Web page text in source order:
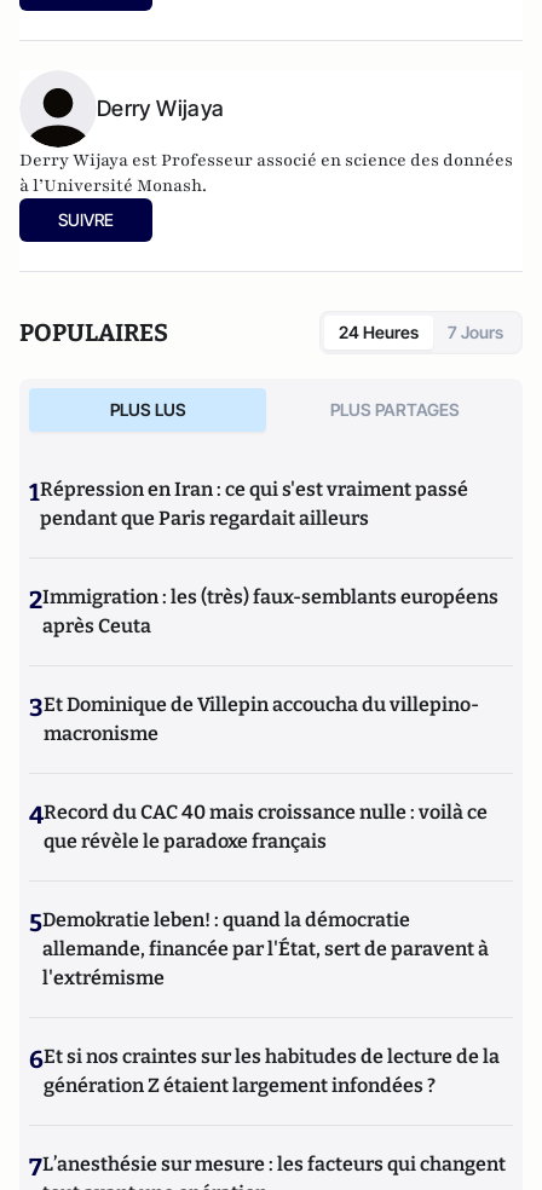
Derry Wijaya
Derry Wijaya est Professeur associé en science des données
à l’Université Monash.
SUIVRE
POPULAIRES 24 Heures 7 Jours
PLUS LUS PLUS PARTAGES
1Répression en Iran : ce qui s'est vraiment passé
pendant que Paris regardait ailleurs
2Immigration : les (très) faux-semblants européens
après Ceuta
3Et Dominique de Villepin accoucha du villepino-
macronisme
4Record du CAC 40 mais croissance nulle : voilà ce
que révèle le paradoxe français
5Demokratie leben! : quand la démocratie
allemande, financée par l'État, sert de paravent à
l'extrémisme
6Et si nos craintes sur les habitudes de lecture de la
génération Z étaient largement infondées ?
7L’anesthésie sur mesure : les facteurs qui changent